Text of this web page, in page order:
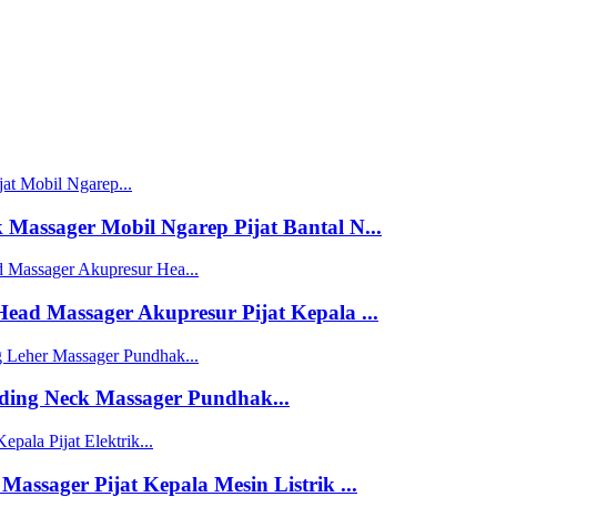
Massager Mobil Ngarep Pijat Bantal N...
Massager Akupresur Pijat Kepala ...
Neck Massager Pundhak...
Pijat Kepala Mesin Listrik ...